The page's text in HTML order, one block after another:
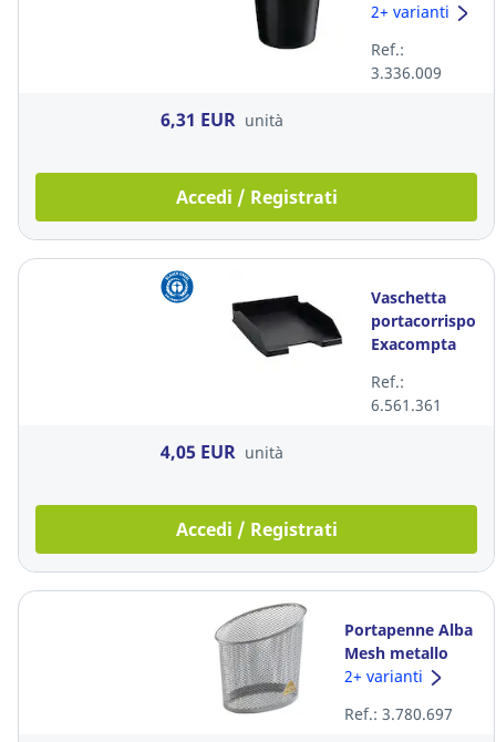
polipropilene
2+ varianti
Ref.:
3.336.009
6,31 EUR unità
Accedi / Registrati
Vaschetta
Exacompta
polipropilene
nero
Ref.:
6.561.361
4,05 EUR unità
Accedi / Registrati
Portapenne Alba
Mesh metallo
perforato
2+ varianti
Ref.: 3.780.697